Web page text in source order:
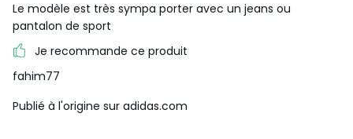
Le modèle est très sympa porter avec un jeans ou
pantalon de sport
Je recommande ce produit
fahim77
Publié à l'origine sur adidas.com